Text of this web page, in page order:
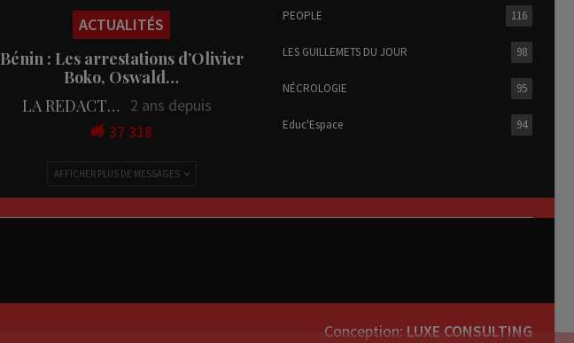
ACTUALITÉS
Bénin : Les arrestations d’Olivier
Boko, Oswald…
LA REDACTION
2 ans depuis
37 318
AFFICHER PLUS DE MESSAGES
PEOPLE 116
LES GUILLEMETS DU JOUR 98
NÉCROLOGIE 95
Educ'Espace 94
Conception: LUXE CONSULTING